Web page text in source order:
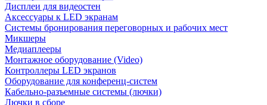
Дисплеи для видеостен
Аксессуары к LED экранам
Системы бронирования переговорных и рабочих мест
Микшеры
Медиаплееры
Монтажное оборудование (Video)
Контроллеры LED экранов
Оборудование для конференц-систем
Кабельно-разъемные системы (лючки)
Лючки в сборе